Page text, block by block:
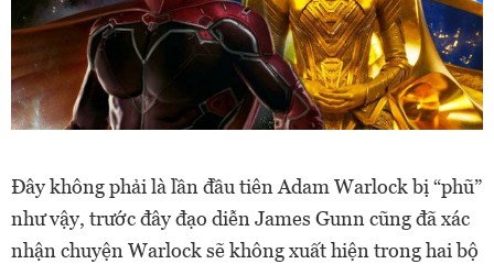
Đây không phải là lần đầu tiên Adam Warlock bị “phũ”
như vậy, trước đây đạo diễn James Gunn cũng đã xác
nhận chuyện Warlock sẽ không xuất hiện trong hai bộ